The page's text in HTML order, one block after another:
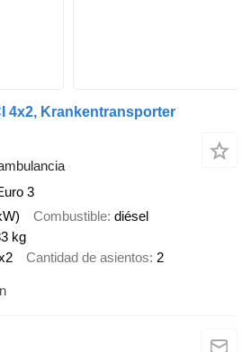
4x2, Krankentransporter
3
Combustible diésel
kg
Cantidad de asientos 2